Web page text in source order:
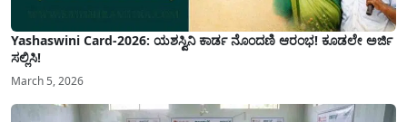
Yashaswini Card-2026: ಯಶಸ್ವಿನಿ ಕಾರ್ಡ ನೊಂದಣಿ ಆರಂಭ! ಕೂಡಲೇ ಅರ್ಜಿ
ಸಲ್ಲಿಸಿ!
March 5, 2026